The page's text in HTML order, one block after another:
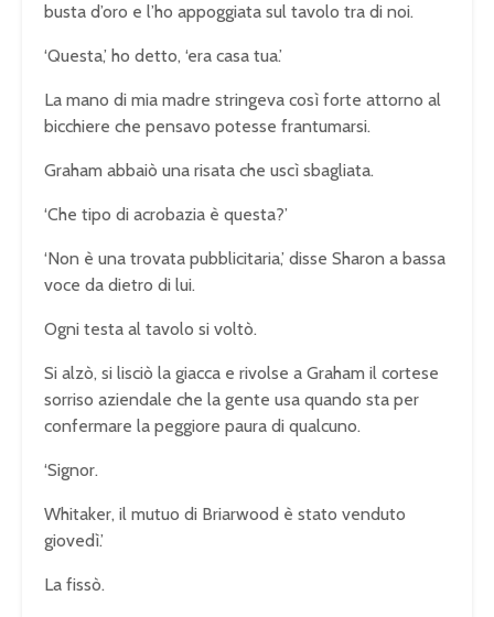
busta d’oro e l’ho appoggiata sul tavolo tra di noi.
‘Questa,’ ho detto, ‘era casa tua.’
La mano di mia madre stringeva così forte attorno al
bicchiere che pensavo potesse frantumarsi.
Graham abbaiò una risata che uscì sbagliata.
‘Che tipo di acrobazia è questa?’
‘Non è una trovata pubblicitaria,’ disse Sharon a bassa
voce da dietro di lui.
Ogni testa al tavolo si voltò.
Si alzò, si lisciò la giacca e rivolse a Graham il cortese
sorriso aziendale che la gente usa quando sta per
confermare la peggiore paura di qualcuno.
‘Signor.
Whitaker, il mutuo di Briarwood è stato venduto
giovedì.’
La fissò.